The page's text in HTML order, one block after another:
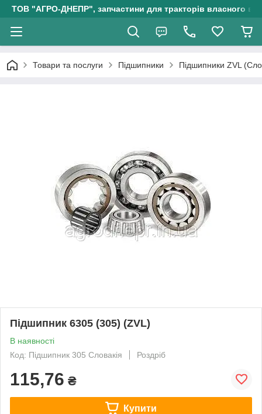
ТОВ "АГРО-ДНЕПР", запчастини для тракторів власного
Товари та послуги Підшипники Підшипники ZVL
Підшипник 6305 (305) (ZVL)
В наявності
Код: Підшипник 305 Словакія
Роздріб
115,76 ₴
Купити